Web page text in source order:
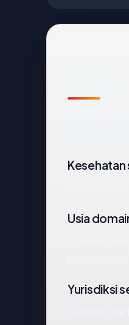
Usia
Yurisdiksi